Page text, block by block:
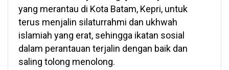
yang merantau di Kota Batam, Kepri, untuk
terus menjalin silaturrahmi dan ukhwah
islamiah yang erat, sehingga ikatan sosial
dalam perantauan terjalin dengan baik dan
saling tolong menolong.